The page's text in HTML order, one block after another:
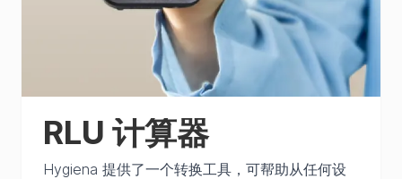
RLU 计算器
Hygiena 提供了一个转换工具，可帮助从任何设